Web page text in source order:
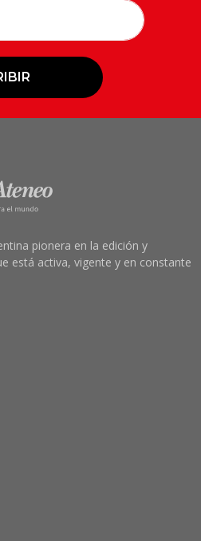
pionera en la edición y
está activa, vigente y en constante